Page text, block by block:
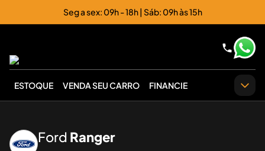
Seg a sex: 09h - 18h | Sáb: 09h às 15h
ESTOQUE VENDA SEU CARRO FINANCIE
Ford Ranger